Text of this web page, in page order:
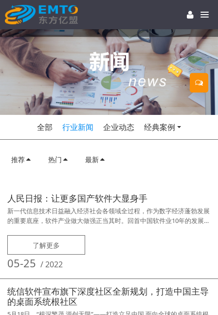
全部 行业新闻 企业动态 经典案例
推荐 热门 最新
人民日报：让更多国产软件大显身手
新一代信息技术日益融入经济社会各领域全过程，作为数字经济蓬勃发展
的重要底座，软件产业做大做强正当其时。回首中国软件业10年的发展历
增长了近3倍，一直保持两位数的高增长。增长背后的秘诀是什么？2012
年以前，在全球信息产业蓬勃发展的大潮下，我国主动融入全球软件产业
链分工，各行业信息化应用需求旺盛，软件产业保持高速增长，却长
了解更多
05-25 /2022
统信软件宣布旗下深度社区全新规划，打造中国主导
的桌面系统根社区